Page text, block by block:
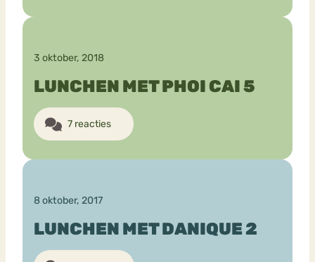
3 oktober, 2018
LUNCHEN MET PHOI CAI 5
7 reacties
8 oktober, 2017
LUNCHEN MET DANIQUE 2